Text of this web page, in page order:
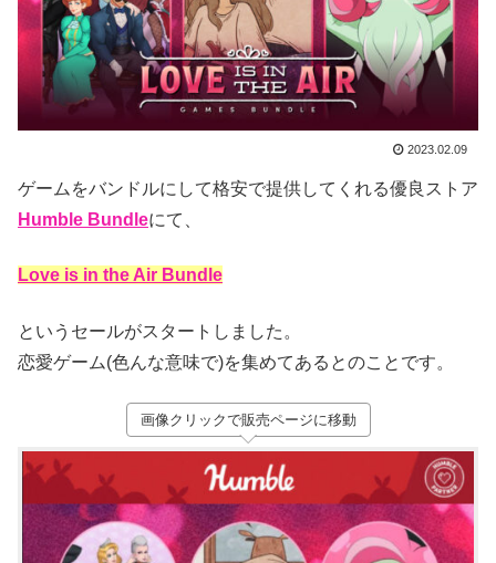
2023.02.09
ゲームをバンドルにして格安で提供してくれる優良ストア
Humble Bundleにて、
Love is in the Air Bundle
というセールがスタートしました。
恋愛ゲーム(色んな意味で)を集めてあるとのことです。
画像クリックで販売ページに移動